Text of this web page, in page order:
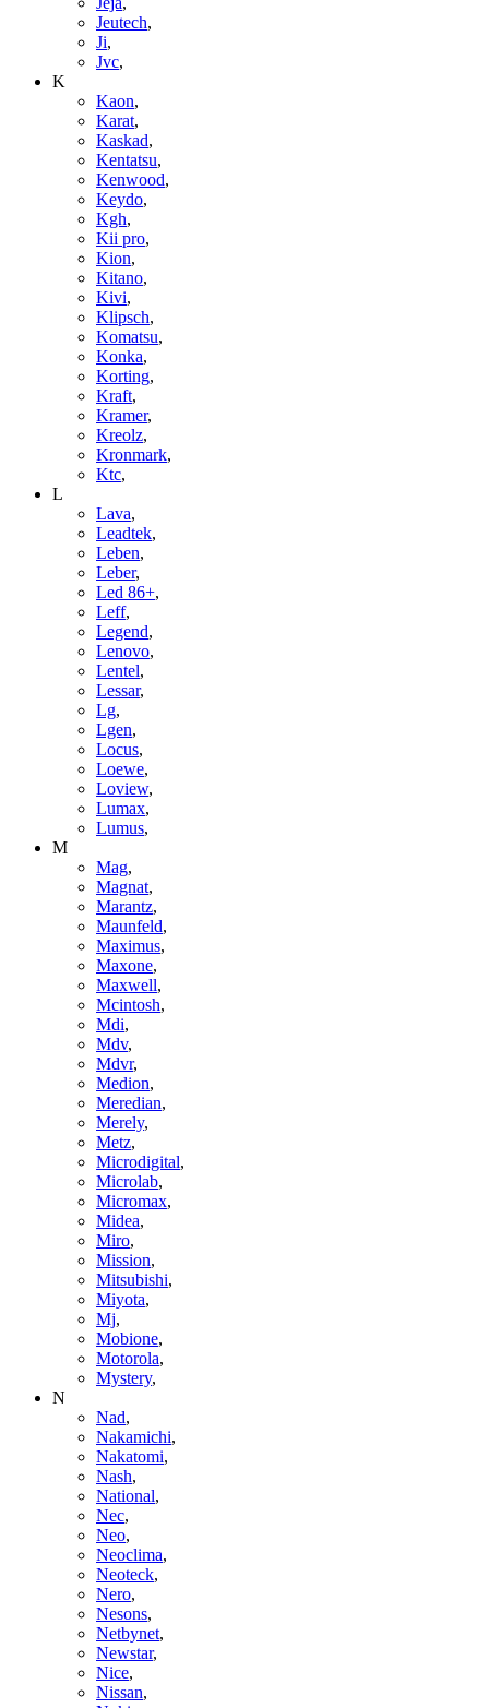
Jeutech,
Ji,
Jvc,
K
Kaon,
Karat,
Kaskad,
Kentatsu,
Kenwood,
Keydo,
Kgh,
Kii pro,
Kion,
Kitano,
Kivi,
Klipsch,
Komatsu,
Konka,
Korting,
Kraft,
Kramer,
Kreolz,
Kronmark,
Ktc,
L
Lava,
Leadtek,
Leben,
Leber,
Led 86+,
Leff,
Legend,
Lenovo,
Lentel,
Lessar,
Lg,
Lgen,
Locus,
Loewe,
Loview,
Lumax,
Lumus,
M
Mag,
Magnat,
Marantz,
Maunfeld,
Maximus,
Maxone,
Maxwell,
Mcintosh,
Mdi,
Mdv,
Mdvr,
Medion,
Meredian,
Merely,
Metz,
Microdigital,
Microlab,
Micromax,
Midea,
Miro,
Mission,
Mitsubishi,
Miyota,
Mj,
Mobione,
Motorola,
Mystery,
N
Nad,
Nakamichi,
Nakatomi,
Nash,
National,
Nec,
Neo,
Neoclima,
Neoteck,
Nero,
Nesons,
Netbynet,
Newstar,
Nice,
Nissan,